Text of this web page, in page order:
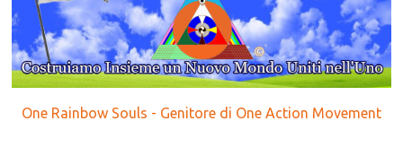
One Rainbow Souls - Genitore di One Action Movement